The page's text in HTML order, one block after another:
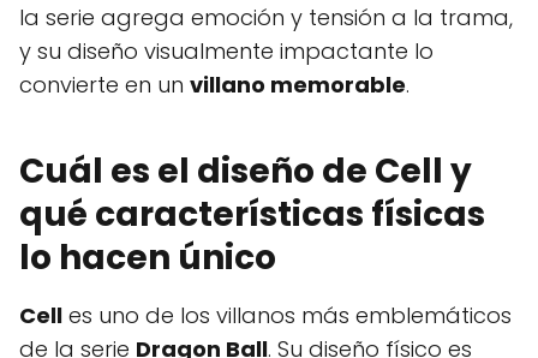
la serie agrega emoción y tensión a la trama,
y su diseño visualmente impactante lo
convierte en un villano memorable.
Cuál es el diseño de Cell y
qué características físicas
lo hacen único
Cell es uno de los villanos más emblemáticos
de la serie Dragon Ball. Su diseño físico es